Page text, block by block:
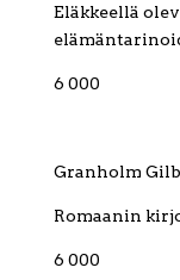
Eläkkeellä
6 000
Granholm
Romaanin
6 000